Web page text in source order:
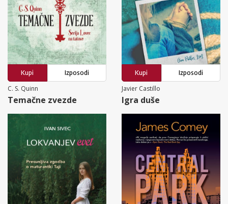
Kupi
Izposodi
C. S. Quinn
Temačne zvezde
Kupi
Izposodi
Javier Castillo
Igra duše